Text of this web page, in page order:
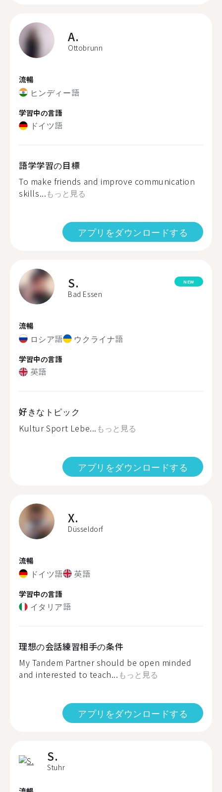
A.
Ottobrunn
流暢
ヒンディー語
学習中の言語
ドイツ語
語学学習の目標
To make friends and improve communication
skills...もっと見る
アプリをダウンロードする
S.
Bad Essen
NEW
流暢
ロシア語 ウクライナ語
学習中の言語
英語
好きなトピック
Kultur Sport Lebe... もっと見る
アプリをダウンロードする
X.
Düsseldorf
流暢
ドイツ語 英語
学習中の言語
イタリア語
理想の会話練習相手の条件
My Tandem Partner should be open minded
and interested to teach... もっと見る
アプリをダウンロードする
S.
Stuhr